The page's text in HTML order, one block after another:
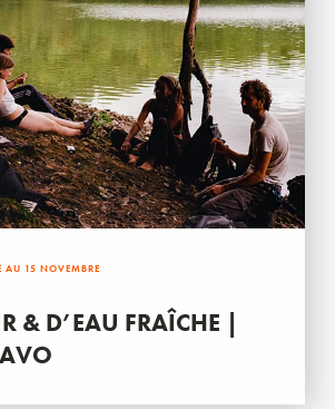
AU 15 NOVEMBRE
& D’EAU FRAÎCHE |